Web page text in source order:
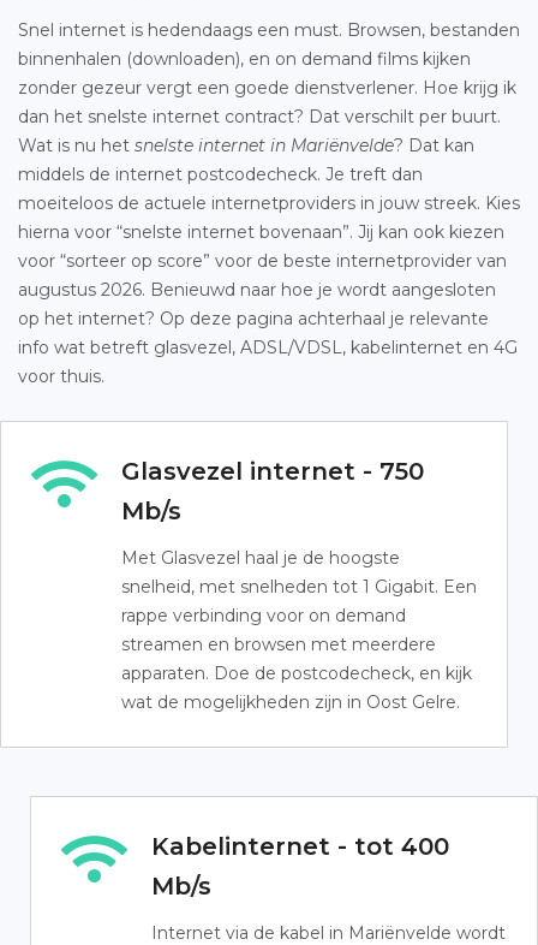
Snel internet is hedendaags een must. Browsen, bestanden
binnenhalen (downloaden), en on demand films kijken
zonder gezeur vergt een goede dienstverlener. Hoe krijg ik
dan het snelste internet contract? Dat verschilt per buurt.
Wat is nu het snelste internet in Mariënvelde? Dat kan
middels de internet postcodecheck. Je treft dan
moeiteloos de actuele internetproviders in jouw streek. Kies
hierna voor “snelste internet bovenaan”. Jij kan ook kiezen
voor “sorteer op score” voor de beste internetprovider van
augustus 2026. Benieuwd naar hoe je wordt aangesloten
op het internet? Op deze pagina achterhaal je relevante
info wat betreft glasvezel, ADSL/VDSL, kabelinternet en 4G
voor thuis.
Glasvezel internet - 750
Mb/s
Met Glasvezel haal je de hoogste
snelheid, met snelheden tot 1 Gigabit. Een
rappe verbinding voor on demand
streamen en browsen met meerdere
apparaten. Doe de postcodecheck, en kijk
wat de mogelijkheden zijn in Oost Gelre.
Kabelinternet - tot 400
Mb/s
Internet via de kabel in Mariënvelde wordt